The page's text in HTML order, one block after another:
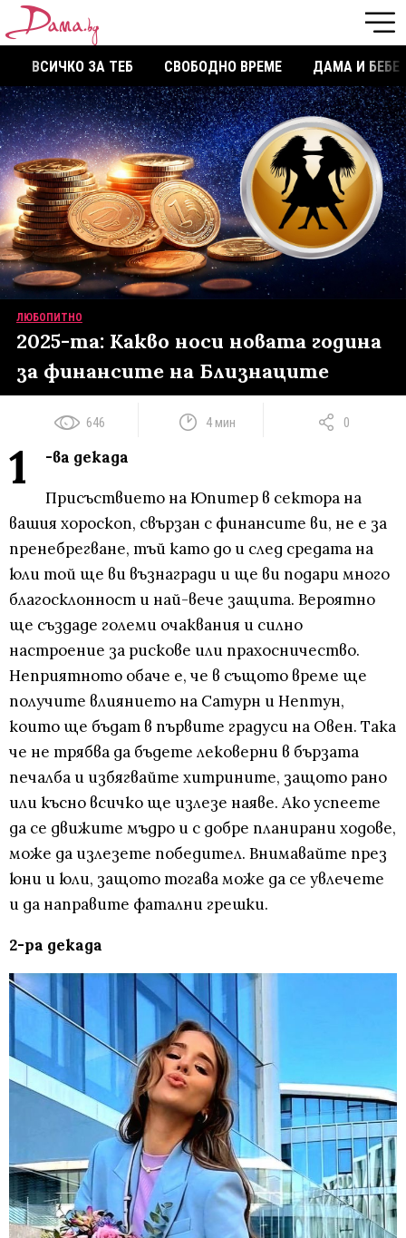
ВСИЧКО ЗА ТЕБ СВОБОДНО ВРЕМЕ ДАМА И БЕБЕ
ЛЮБОПИТНО
2025-та: Какво носи новата година
за финансите на Близнаците
646 4 мин 0
1 -ва декада
Присъствието на Юпитер в сектора на
вашия хороскоп, свързан с финансите ви, не е за
пренебрегване, тъй като до и след средата на
юли той ще ви възнагради и ще ви подари много
благосклонност и най-вече защита. Вероятно
ще създаде големи очаквания и силно
настроение за рискове или прахосничество.
Неприятното обаче е, че в същото време ще
получите влиянието на Сатурн и Нептун,
които ще бъдат в първите градуси на Овен. Така
че не трябва да бъдете лековерни в бързата
печалба и избягвайте хитрините, защото рано
или късно всичко ще излезе наяве. Ако успеете
да се движите мъдро и с добре планирани ходове,
може да излезете победител. Внимавайте през
юни и юли, защото тогава може да се увлечете
и да направите фатални грешки.
2-ра декада